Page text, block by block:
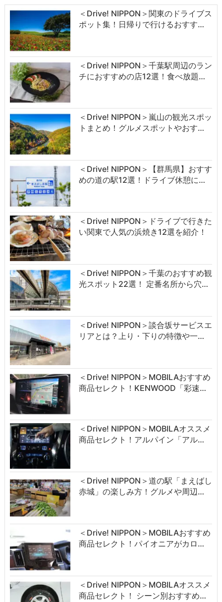
＜Drive! NIPPON＞関東のドライブス
ポット集！日帰りで行けるおすす…
＜Drive! NIPPON＞千葉駅周辺のラン
チにおすすめの店12選！食べ放題…
＜Drive! NIPPON＞嵐山の観光スポッ
トまとめ！グルメスポットやおす…
＜Drive! NIPPON＞【群馬県】おすす
めの道の駅12選！ドライブ休憩に…
＜Drive! NIPPON＞ドライブで行きた
い関東で人気の浜焼き12選を紹介！
＜Drive! NIPPON＞千葉のおすすめ観
光スポット22選！ 定番名所から穴…
＜Drive! NIPPON＞談合坂サービスエ
リアとは？上り・下りの特徴や一…
＜Drive! NIPPON＞MOBILAおすすめ
商品セレクト！KENWOOD「彩速…
＜Drive! NIPPON＞MOBILAオススメ
商品セレクト！アルパイン「アル…
＜Drive! NIPPON＞道の駅「まえばし
赤城」の楽しみ方！グルメや周辺…
＜Drive! NIPPON＞MOBILAおすすめ
商品セレクト！パイオニアがカロ…
＜Drive! NIPPON＞MOBILAオススメ
商品セレクト！ シーン別おすすめ…